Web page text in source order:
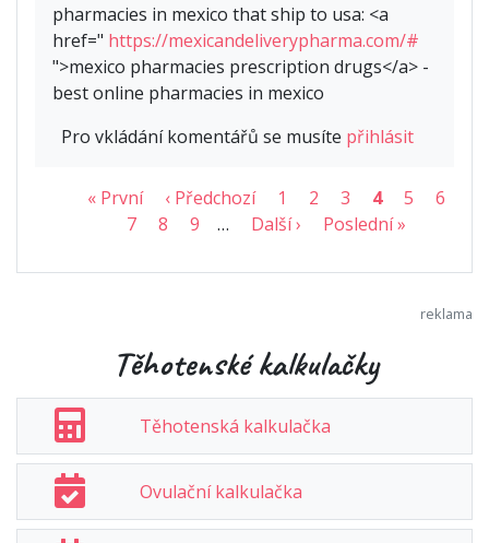
pharmacies in mexico that ship to usa: <a
href=" https://mexicandeliverypharma.com/#
">mexico pharmacies prescription drugs</a> -
best online pharmacies in mexico
Pro vkládání komentářů se musíte přihlásit
« První ‹ Předchozí 1 2 3 4 5
6
7
8 9 … Další › Poslední »
Těhotenské kalkulačky
Těhotenská kalkulačka
Ovulační kalkulačka